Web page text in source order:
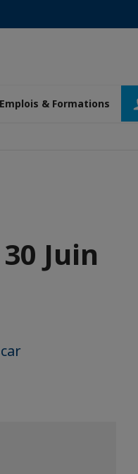
Emplois & Formations
Juin